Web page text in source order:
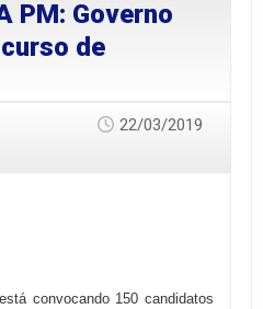
PM: Governo
de
22/03/2019
convocando 150 candidatos